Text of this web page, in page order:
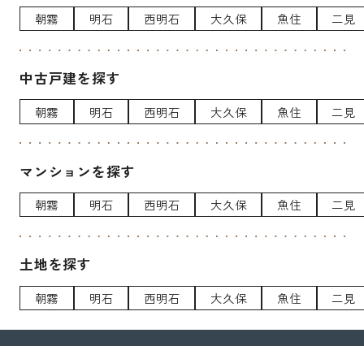
朝霧 明石 西明石 大久保 魚住 二見
中古戸建を探す
朝霧 明石 西明石 大久保 魚住 二見
マンションを探す
朝霧 明石 西明石 大久保 魚住 二見
土地を探す
朝霧 明石 西明石 大久保 魚住 二見